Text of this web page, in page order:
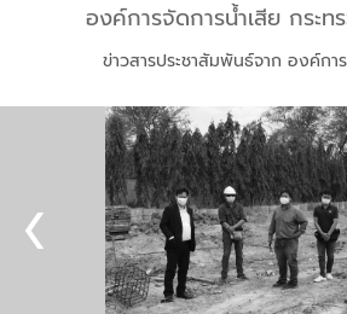
องค์การจัดการน้ำเสีย กระท
ข่าวสารประชาสัมพันธ์จาก องค์กา